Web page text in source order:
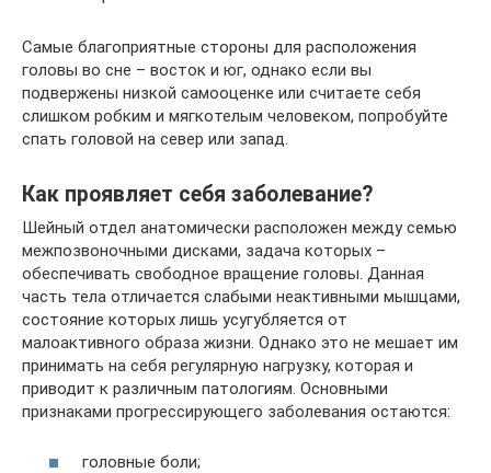
Самые благоприятные стороны для расположения
головы во сне – восток и юг, однако если вы
подвержены низкой самооценке или считаете себя
слишком робким и мягкотелым человеком, попробуйте
спать головой на север или запад.
Как проявляет себя заболевание?
Шейный отдел анатомически расположен между семью
межпозвоночными дисками, задача которых –
обеспечивать свободное вращение головы. Данная
часть тела отличается слабыми неактивными мышцами,
состояние которых лишь усугубляется от
малоактивного образа жизни. Однако это не мешает им
принимать на себя регулярную нагрузку, которая и
приводит к различным патологиям. Основными
признаками прогрессирующего заболевания остаются:
головные боли;